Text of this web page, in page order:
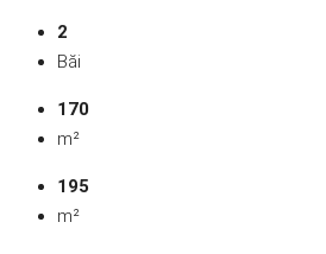
2
Băi
170
m²
195
m²